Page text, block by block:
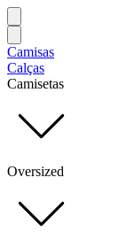
Camisas
Calças
Camisetas
Oversized